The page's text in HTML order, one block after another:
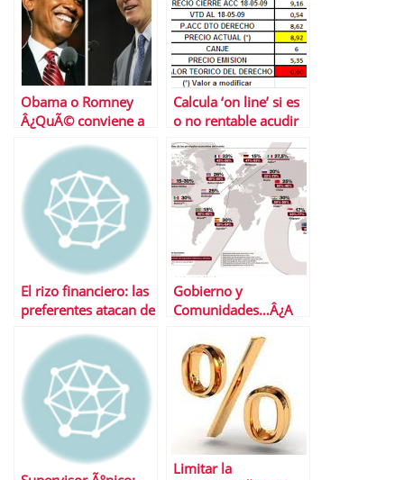
Obama o Romney
Â¿QuÃ© conviene a
las empresas
espaÃ±olas en EEUU?
Calcula ‘on line’ si es
o no rentable acudir
a la ampliaciÃ³n de
Banco Popular
El rizo financiero: las
preferentes atacan de
Gobierno y
Comunidades…Â¿A
impuestos?
Limitar la